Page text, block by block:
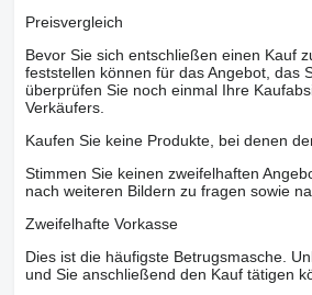
Preisvergleich
Bevor Sie sich entschließen einen Kauf
feststellen können für das Angebot, das
überprüfen Sie noch einmal Ihre
Verkäufers.
Kaufen Sie keine Produkte, bei denen
Stimmen Sie keinen zweifelhaften
nach weiteren Bildern zu fragen sowie
Zweifelhafte Vorkasse
Dies ist die häufigste Betrugsmasche.
und Sie anschließend den Kauf tätigen